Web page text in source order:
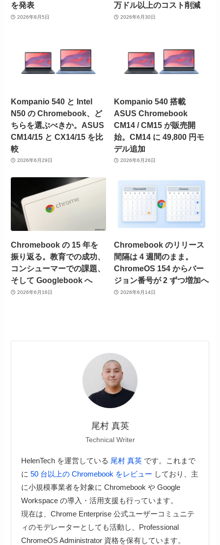
を発表
2026年8月5日
万ドル以上のコスト削減
2026年6月30日
Kompanio 540 と Intel
N50 の Chromebook、ど
ちらを選ぶべきか。ASUS
CM14/15 と CX14/15 を比
較
2026年6月29日
Kompanio 540 搭載
ASUS Chromebook
CM14 / CM15 が販売開
始。CM14 に 49,800 円モ
デル追加
2026年6月26日
Chromebook の 15 年を
振り返る。教育での成功、
コンシューマーでの課題、
そして Googlebook へ
2026年6月16日
Chromebook のリリース
間隔は 4 週間のまま。
ChromeOS 154 からバー
ジョン番号が 2 ずつ増加へ
2026年6月14日
尾村 真英
Technical Writer
HelenTech を運営している 尾村 真英です。これまで
に 50 台以上の Chromebook をレビュー しており、主
に小規模事業者を対象に Chromebook や Google
Workspace の導入・活用支援も行っています。
現在は、Chrome Enterprise 公式ユーザーコミュニテ
ィのモデレーターとしても活動し、Professional
ChromeOS Administrator 資格を保有しています。